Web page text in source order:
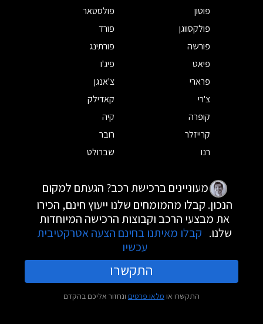
פוטון
פולסטאר
פולקסווגן
פורד
פורשה
פורתינג
פיאט
פיג'ו
פרארי
צ'אנגן
צ'רי
קאדילק
קופרה
קיה
קרייזלר
רובר
רנו
שברולט
מעוניינים ברכישת רכב? הגעתם למקום
הנכון. קבלו מהמומחים שלנו ייעוץ חינם, הכירו
את מבצעי הרכב וקבוצות הרכישה המיוחדות
שלנו. קבלו מאיתנו בחינם הצעה אטרקטיבית
עכשיו
התקשרו
התקשרו או מלאו פרטים ונחזור אליכם בהקדם